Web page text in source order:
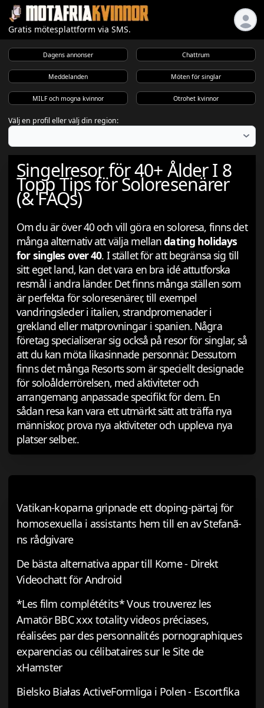
Gratis mötesplattform via SMS.
Dagens annonser Chattrum
Meddelanden Möten för singlar
MILF och mogna kvinnor Otrohet kvinnor
Välj en profil eller välj din region:
Singelresor för 40+ Ålder I 8
Topp Tips för Soloresenärer
(& FAQs)
Om du är över 40 och vill göra en soloresa, finns det
många alternativ att välja mellandating holidays
for singles over 40. I stället för att begränsa sig till
sitt eget land, kan det vara en bra idé attutforska
resmål i andra länder. Det finns många ställen som
är perfekta för soloresenärer, till exempel
vandringsleder i italien, strandpromenader i
grekland eller matprovningar i spanien. Några
företag specialiserar sig också på resor för singlar, så
att du kan möta likasinnade personnär. Dessutom
finns det många Resorts som är speciellt designade
för soloålderrörelsen, med aktiviteter och
arrangemang anpassade specifikt för dem. En
sådan resa kan vara ett utmärkt sätt att träffa nya
människor, prova nya aktiviteter och uppleva nya
platser selber..
Vatikan-koparna gripnade ett doping-pärtaj för
homosexuella i assistants hem till en av Stefanã­
ns rådgivare
De bästa alternativa appar till Kome - Direkt
Videochatt för Android
*Les film complététits* Vous trouverez les
Amatör BBC xxx totality videos préciases,
réalisées par des personnalités pornographiques
exparencias ou célibataires sur le Site de
xHamster
Bielsko Białas ActiveFormliga i Polen - Escortfika